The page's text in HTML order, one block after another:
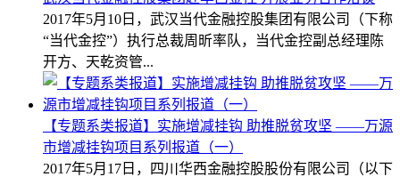
2017年5月10日，武汉当代金融控股集团有限公司（下称
“当代金控”）执行总裁周昕率队，当代金控副总经理陈
开方、天乾资管...
【专题系类报道】实施增减挂钩 助推脱贫攻坚 ——万源
市增减挂钩项目系列报道（一）
2017年5月17日，四川华西金融控股股份有限公司（以下